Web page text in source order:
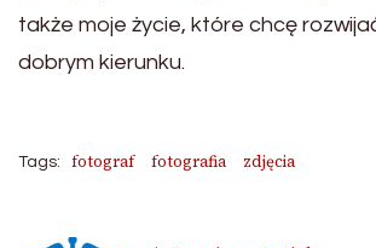
także moje życie, które chcę
dobrym kierunku.
Tags: fotograf fotografia zdjęcia